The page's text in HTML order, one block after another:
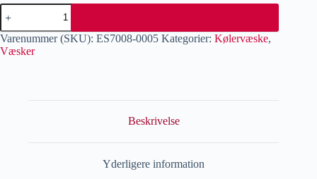
Varenummer (SKU): ES7008-0005 Kategorier: Kølervæske,
Væsker
Beskrivelse
Yderligere information